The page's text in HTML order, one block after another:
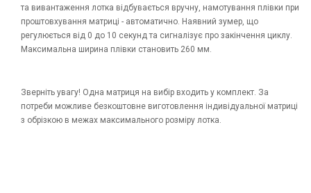
та вивантаження лотка відбувається вручну, намотування плівки при
проштовхування матриці - автоматично. Наявний зумер, що
регулюється від 0 до 10 секунд та сигналізує про закінчення циклу.
Максимальна ширина плівки становить 260 мм.
Зверніть увагу! Одна матриця на вибір входить у комплект. За
потреби можливе безкоштовне виготовлення індивідуальної матриці
з обрізкою в межах максимального розміру лотка.